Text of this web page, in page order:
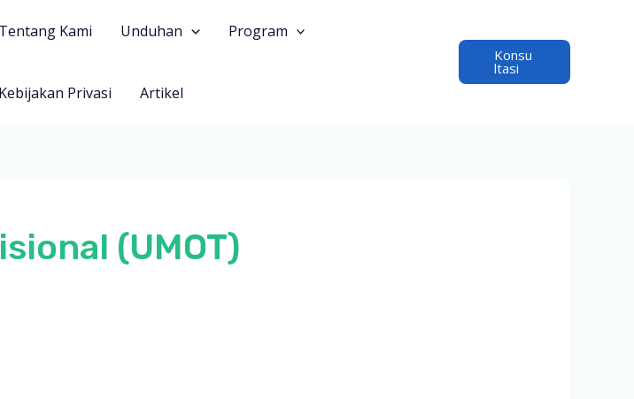
Tentang Kami Unduhan Program
Kebijakan Privasi Artikel
Konsu
ltasi
(UMOT)